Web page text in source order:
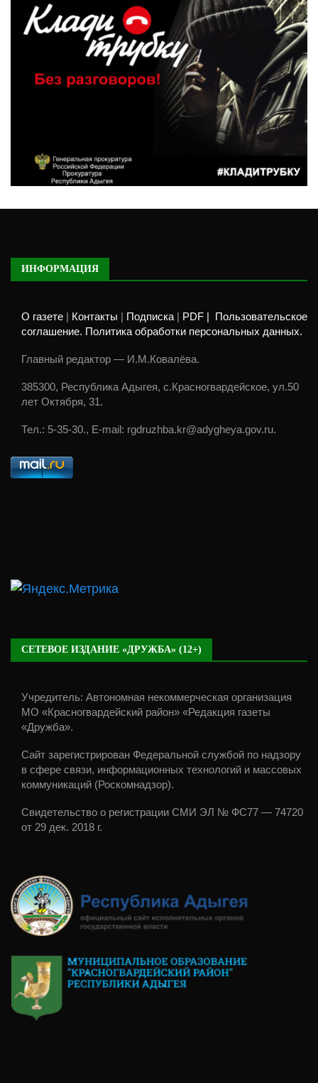
ИНФОРМАЦИЯ
О газете Контакты Подписка PDF |
Пользовательское
соглашение. Политика обработки персональных данных.
Главный редактор — И.М.Ковалёва.
385300, Республика Адыгея, с.Красногвардейское, ул.50
лет Октября, 31.
Тел.: 5-35-30., E-mail: rgdruzhba.kr@adygheya.gov.ru.
СЕТЕВОЕ ИЗДАНИЕ «ДРУЖБА» (12+)
Учредитель: Автономная некоммерческая организация
МО «Красногвардейский район» «Редакция газеты
«Дружба».
Сайт зарегистрирован Федеральной службой по надзору
в сфере связи, информационных технологий и массовых
коммуникаций (Роскомнадзор).
Свидетельство о регистрации СМИ ЭЛ № ФС77 — 74720
от 29 дек. 2018 г.